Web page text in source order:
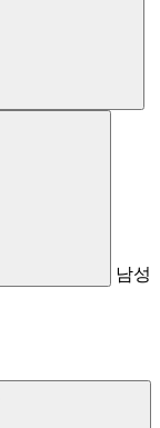
남성